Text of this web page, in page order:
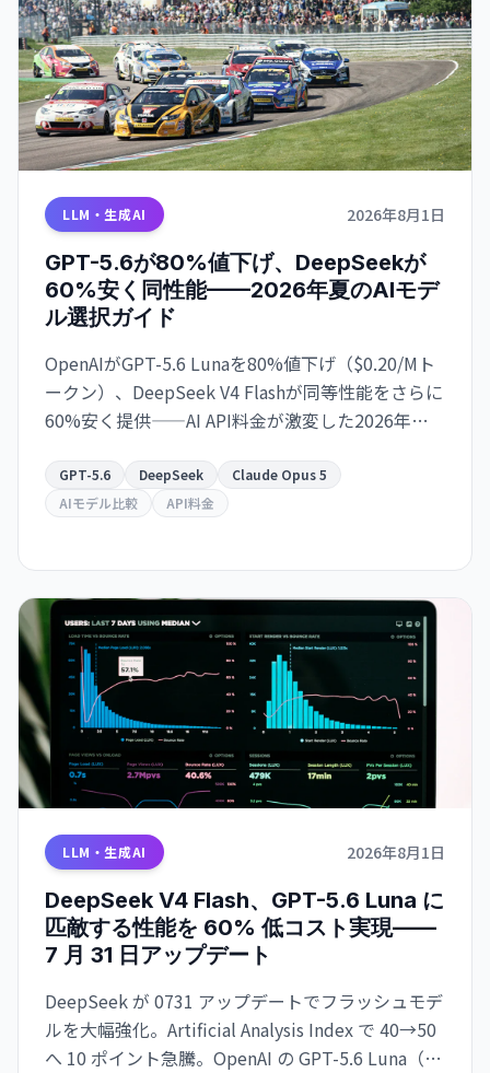
LLM・生成AI 2026年8月1日
GPT-5.6が80%値下げ、DeepSeekが
60%安く同性能——2026年夏のAIモデ
ル選択ガイド
OpenAIがGPT-5.6 Lunaを80%値下げ（$0.20/Mト
ークン）、DeepSeek V4 Flashが同等性能をさらに
60%安く提供——AI API料金が激変した2026年夏、
践ガイド。
GPT-5.6 DeepSeek
Claude Opus 5
AIモデル比較
API料金
LLM・生成AI 2026年8月1日
DeepSeek V4 Flash、GPT-5.6 Luna に
匹敵する性能を 60% 低コスト実現——
7 月 31 日アップデート
DeepSeek が 0731 アップデートでフラッシュモデ
ルを大幅強化。Artificial Analysis Index で 40→50
へ 10 ポイント急騰。OpenAI の GPT-5.6 Luna（51